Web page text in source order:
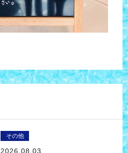
その他
2026.08.03